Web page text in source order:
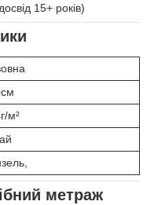
15+ років)
м²
метраж